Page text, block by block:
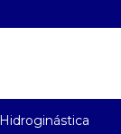
Hidroginástica